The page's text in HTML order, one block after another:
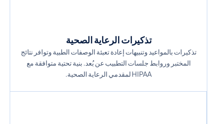
تذكيرات الرعاية الصحية
تذكيرات بالمواعيد وتنبيهات إعادة تعبئة الوصفات الطبية وتوافر نتائج
المختبر وروابط جلسات التطبيب عن بُعد. بنية تحتية متوافقة مع
HIPAA لمقدمي الرعاية الصحية.